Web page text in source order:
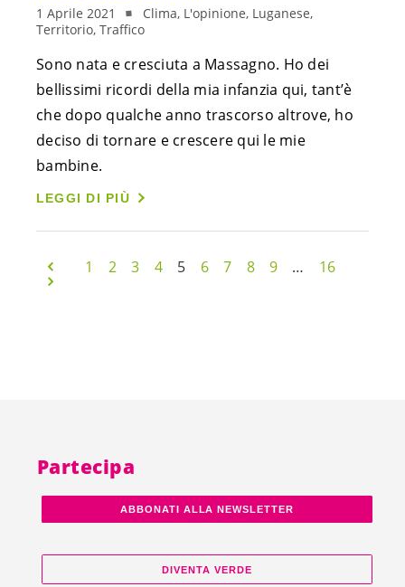
1 Aprile 2021
Clima, L'opinione, Luganese,
Territorio, Traffico
Sono nata e cresciuta a Massagno. Ho dei
bellissimi ricordi della mia infanzia qui, tant’è
che dopo qualche anno trascorso altrove, ho
deciso di tornare e crescere qui le mie
bambine.
LEGGI DI PIÙ
1 2 3 4 5 6 7 8 9 … 16
Partecipa
ABBONATI ALLA NEWSLETTER
DIVENTA VERDE